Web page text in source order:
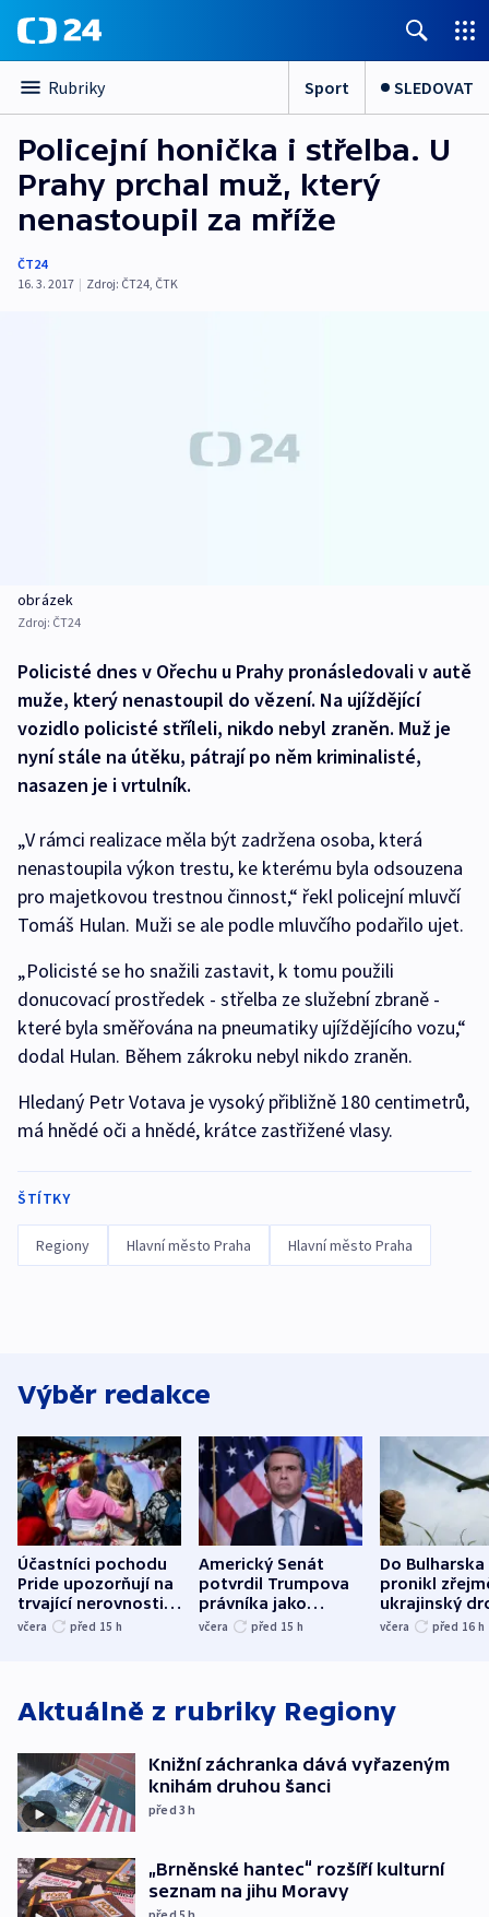
Rubriky Sport SLEDOVAT
Policejní honička i střelba. U
Prahy prchal muž, který
nenastoupil za mříže
ČT24
16. 3. 2017 | Zdroj: ČT24, ČTK
obrázek
Zdroj: ČT24
Policisté dnes v Ořechu u Prahy pronásledovali v autě
muže, který nenastoupil do vězení. Na ujíždějící
vozidlo policisté stříleli, nikdo nebyl zraněn. Muž je
nyní stále na útěku, pátrají po něm kriminalisté,
nasazen je i vrtulník.
„V rámci realizace měla být zadržena osoba, která
nenastoupila výkon trestu, ke kterému byla odsouzena
pro majetkovou trestnou činnost,“ řekl policejní mluvčí
Tomáš Hulan. Muži se ale podle mluvčího podařilo ujet.
„Policisté se ho snažili zastavit, k tomu použili
donucovací prostředek - střelba ze služební zbraně -
které byla směřována na pneumatiky ujíždějícího vozu,“
dodal Hulan. Během zákroku nebyl nikdo zraněn.
Hledaný Petr Votava je vysoký přibližně 180 centimetrů,
má hnědé oči a hnědé, krátce zastřižené vlasy.
ŠTÍTKY
Regiony Hlavní město Praha Hlavní město Praha
Výběr redakce
Účastníci pochodu
Pride upozorňují na
trvající nerovnosti i
společenskou
včera před 15 h
Americký Senát
potvrdil Trumpova
právníka jako
ministra
včera před 15 h
Do Bulharska
pronikl
ukrajinský
explodoval
včera před 16 h
Aktuálně z rubriky Regiony
Knižní záchranka dává vyřazeným
knihám druhou šanci
před 3h
„Brněnské hantec“ rozšíří kulturní
seznam na jihu Moravy